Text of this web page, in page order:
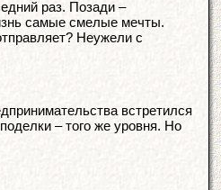
раз. Позади –
самые смелые мечты.
Неужели с
встретился
– того же уровня. Но